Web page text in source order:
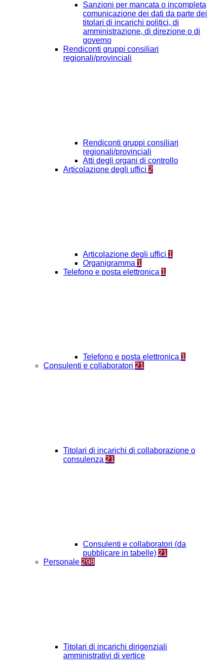
Sanzioni per mancata o incompleta
comunicazione dei dati da parte dei
titolari di incarichi politici, di
amministrazione, di direzione o di
governo
Rendiconti gruppi consiliari
regionali/provinciali
Rendiconti gruppi consiliari
regionali/provinciali
Atti degli organi di controllo
Articolazione degli uffici 2
Articolazione degli uffici 1
Organigramma 1
Telefono e posta elettronica 1
Telefono e posta elettronica 1
Consulenti e collaboratori 21
Titolari di incarichi di collaborazione o
consulenza 21
Consulenti e collaboratori (da
pubblicare in tabelle) 21
Personale 298
Titolari di incarichi dirigenziali
amministrativi di vertice